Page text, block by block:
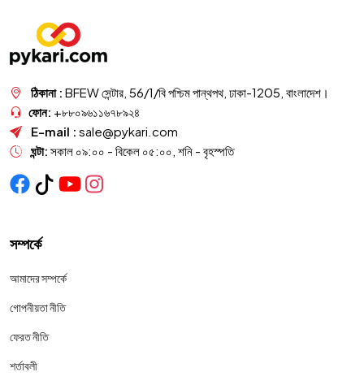
ঠিকানা : BFEW সেন্টার, 56/1/বি পশ্চিম পান্থপথ, ঢাকা-1205, বাংলাদেশ।
ফোন: +৮৮০৯৬১১৬৭৮৯২৪
E-mail : sale@pykari.com
ঘন্টা: সকাল ০৯:০০ - বিকেল ০৫:০০, শনি - বৃহস্পতি
সম্পর্কে
আমাদের সম্পর্কে
গোপনীয়তা নীতি
ফেরত নীতি
শর্তাবলী